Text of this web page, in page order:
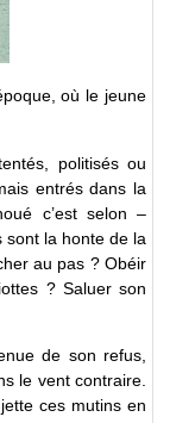
où le jeune
politisés ou
entrés dans la
c’est selon –
sont la honte de la
au pas ? Obéir
? Saluer son
de son refus,
le vent contraire.
ces mutins en